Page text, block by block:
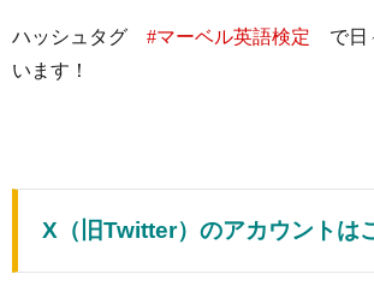
ハッシュタグ #マーベル英語検定 で日
います！
X（旧Twitter）のアカウントは